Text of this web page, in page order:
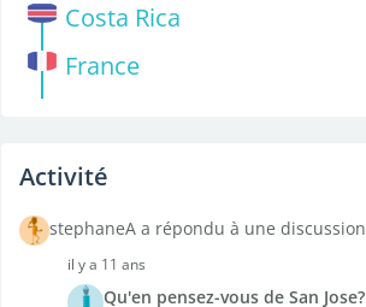
Costa Rica
France
Activité
stephaneA a répondu à une discussion
il y a 11 ans
Qu'en pensez-vous de San Jose?